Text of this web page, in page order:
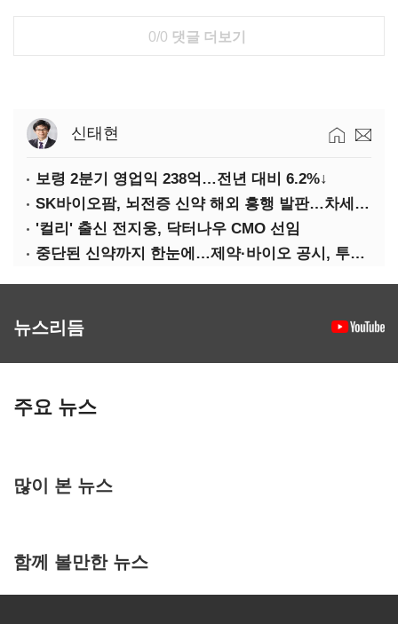
0/0 댓글 더보기
신태현
보령 2분기 영업익 238억…전년 대비 6.2%↓
SK바이오팜, 뇌전증 신약 해외 흥행 발판…차세대 신약 개발 속도
'컬리' 출신 전지웅, 닥터나우 CMO 선임
중단된 신약까지 한눈에…제약·바이오 공시, 투명해진다
뉴스리듬
주요 뉴스
많이 본 뉴스
함께 볼만한 뉴스